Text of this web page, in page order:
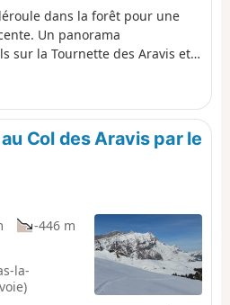
dans la forêt pour une
Un panorama
sur la Tournette des Aravis et
faire en période estivale par
2024) mises en place par la
via La Clusaz.
Col des Aravis par le
-446 m
la-